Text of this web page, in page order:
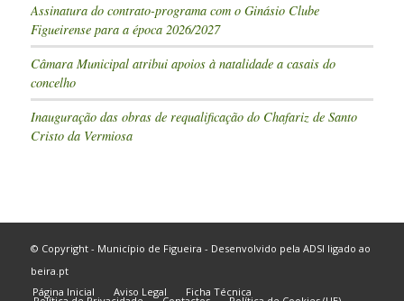
Assinatura do contrato-programa com o Ginásio Clube
Figueirense para a época 2026/2027
Câmara Municipal atribui apoios à natalidade a casais do
concelho
Inauguração das obras de requalificação do Chafariz de Santo
Cristo da Vermiosa
© Copyright - Município de Figueira - Desenvolvido pela ADSI ligado ao
beira.pt
Página Inicial
Aviso Legal Ficha Técnica